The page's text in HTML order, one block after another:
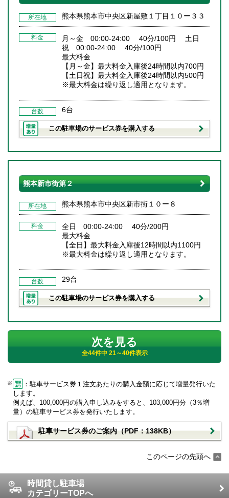
所在地 熊本県熊本市中央区新屋敷１丁目１０ー３３
料金
月～金 00:00-24:00 40分/100円 土日
祝 00:00-24:00 40分/100円
最大料金
【月～金】最大料金入庫後24時間以内700円
【土日祝】最大料金入庫後24時間以内500円
※最大料金は繰り返し適用となります。
台数 6台
この駐車場のサービス券を購入する
熊本新市街第２
所在地 熊本県熊本市中央区新市街１０ー８
料金
全日 00:00-24:00 40分/200円
最大料金
【全日】最大料金入庫後12時間以内1100円
※最大料金は繰り返し適用となります。
台数 29台
この駐車場のサービス券を購入する
次を見る
全44件中 21～40件表示
：駐車サービス券１注文あたりの購入金額に応じて増量発行いた
します。
例えば、100,000円の購入申し込みをすると、103,000円分（3％増
量）の駐車サービス券を発行いたします。
駐車サービス券のご案内（PDF：138KB）
このページの先頭へ
時間貸し駐車場
カテゴリーTOPへ